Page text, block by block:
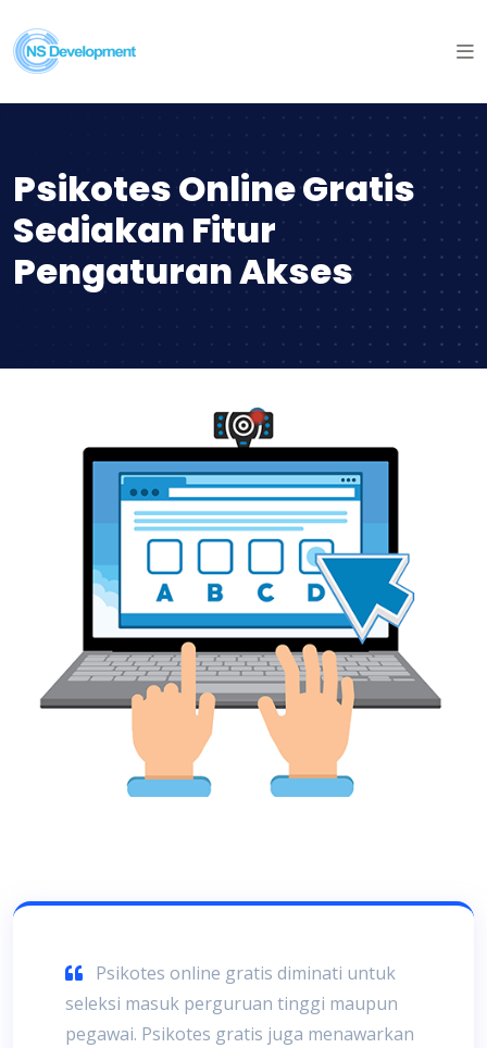
Psikotes Online Gratis
Sediakan Fitur
Pengaturan Akses
Psikotes online gratis diminati untuk
seleksi masuk perguruan tinggi maupun
pegawai. Psikotes gratis juga menawarkan